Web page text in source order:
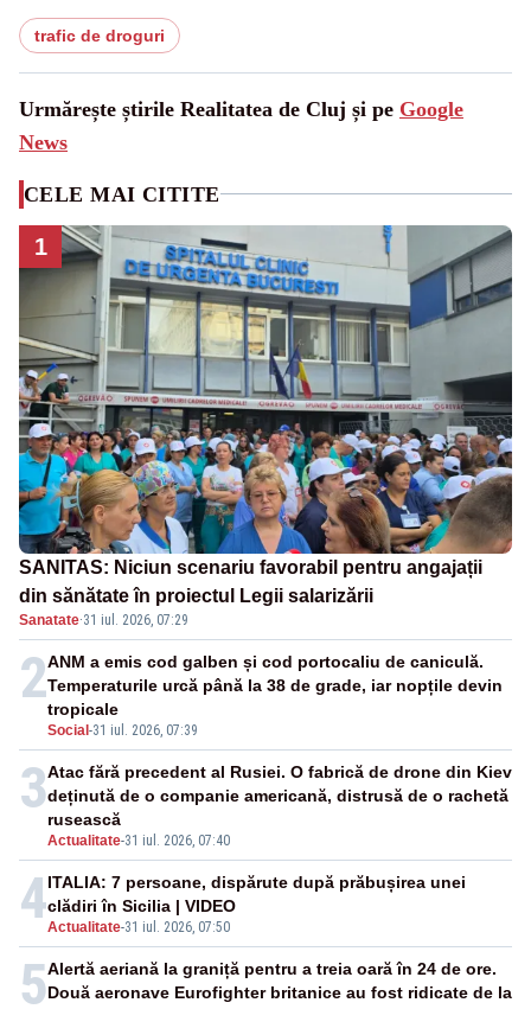
trafic de droguri
Urmărește știrile Realitatea de Cluj și pe Google
News
CELE MAI CITITE
1
SANITAS: Niciun scenariu favorabil pentru angajații
din sănătate în proiectul Legii salarizării
Sanatate·31 iul. 2026, 07:29
2
Social -31 iul. 2026, 07:39
ANM a emis cod galben și cod portocaliu de caniculă.
Temperaturile urcă până la 38 de grade, iar nopțile devin
tropicale
3
Actualitate-31 iul. 2026, 07:40
Atac fără precedent al Rusiei. O fabrică de drone din Kiev
deținută de o companie americană, distrusă de o rachetă
rusească
4Actualitate-31 iul. 2026, 07:50
ITALIA: 7 persoane, dispărute după prăbușirea unei
clădiri în Sicilia | VIDEO
5Alertă aeriană la graniță pentru a treia oară în 24 de ore.
Două aeronave Eurofighter britanice au fost ridicate de la